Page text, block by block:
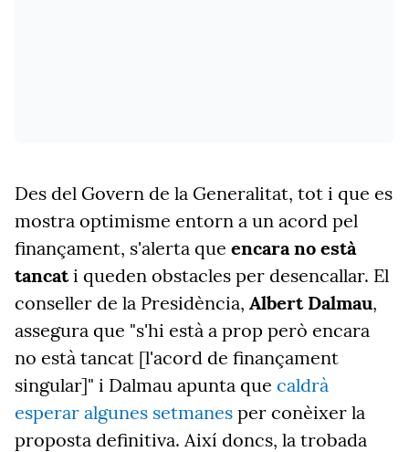
Des del Govern de la Generalitat, tot i que es
mostra optimisme entorn a un acord pel
finançament, s'alerta que encara no està
tancati queden obstacles per desencallar. El
conseller de la Presidència, Albert Dalmau,
assegura que "s'hi està a prop però encara
no està tancat [l'acord de finançament
singular]" i Dalmau apunta que caldrà
esperar algunes setmanes per conèixer la
proposta definitiva. Així doncs, la trobada